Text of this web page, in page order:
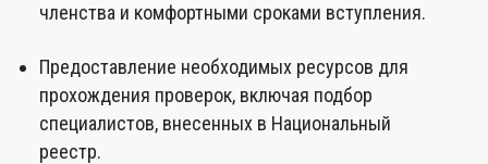
членства и комфортными сроками вступления.
Предоставление необходимых ресурсов для
прохождения проверок, включая подбор
специалистов, внесенных в Национальный
реестр.